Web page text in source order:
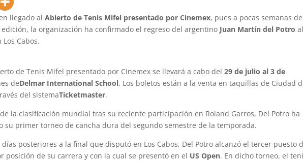
llegado alAbierto de Tenis Mifel presentado por Cinemex, pues a pocas semanas
la organización ha confirmado el regreso del argentino Juan Martín del Potro al
Cabos.
de Tenis Mifel presentado por Cinemex se llevará a cabo del29 de julio al 3 de
deDelmar International School. Los boletos están a la venta en taquillas de Ciudad
del sistemaTicketmaster.
la clasificación mundial tras su reciente participación en Roland Garros, Del Potro ha
su primer torneo de cancha dura del segundo semestre de la temporada.
posteriores a la final que disputó en Los Cabos, Del Potro alcanzó el tercer puesto
posición de su carrera y con la cual se presentó en el US Open. En dicho torneo, el